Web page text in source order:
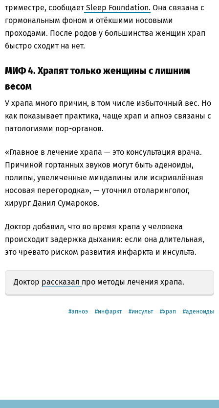
триместре, сообщаетSleep Foundation. Она связана с
гормональным фоном и отёкшими носовыми
проходами. После родов у большинства женщин храп
быстро сходит на нет.
МИФ 4. Храпят только женщины с лишним
весом
У храпа много причин, в том числе избыточный вес. Но
как показывает практика, чаще храп и апноэ связаны с
патологиями лор-органов.
«Главное в лечение храпа — это консультация врача.
Причиной гортанных звуков могут быть аденоиды,
полипы, увеличенные миндалины или искривлённая
носовая перегородка», — уточнил отоларинголог,
хирург Данил Сумароков.
Доктор добавил, что во время храпа у человека
происходит задержка дыхания: если она длительная,
это чревато риском развития инфаркта и инсульта.
Доктор рассказал про методы лечения храпа.
апноэ инфаркт инсульт храп аденоиды